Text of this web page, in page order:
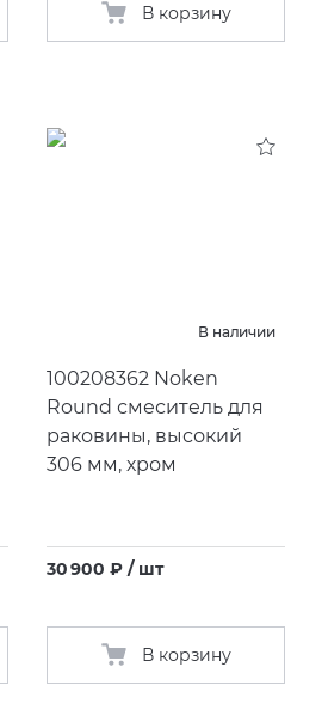
В корзину
В наличии
100208362 Noken
Round смеситель для
раковины, высокий
306 мм, хром
30 900 ₽ / шт
В корзину